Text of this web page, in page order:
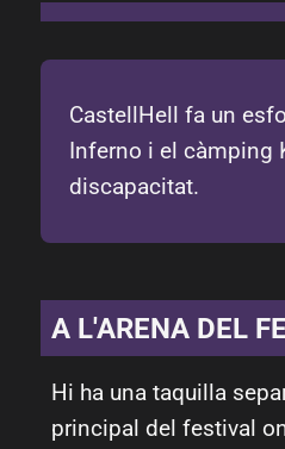
CastellHell fa un
Inferno i el càmping
discapacitat.
A L'ARENA DEL
Hi ha una taquilla
principal del festival